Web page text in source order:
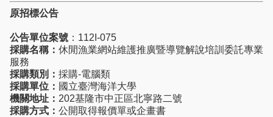
原招標公告
公告單位案號 ：112I-075
採購名稱： 休閒漁業網站維護推廣暨導覽解說培訓委託專業
服務
採購類別： 採購-電腦類
採購單位： 國立臺灣海洋大學
機關地址： 202基隆市中正區北寧路二號
採購方式： 公開取得報價單或企畫書